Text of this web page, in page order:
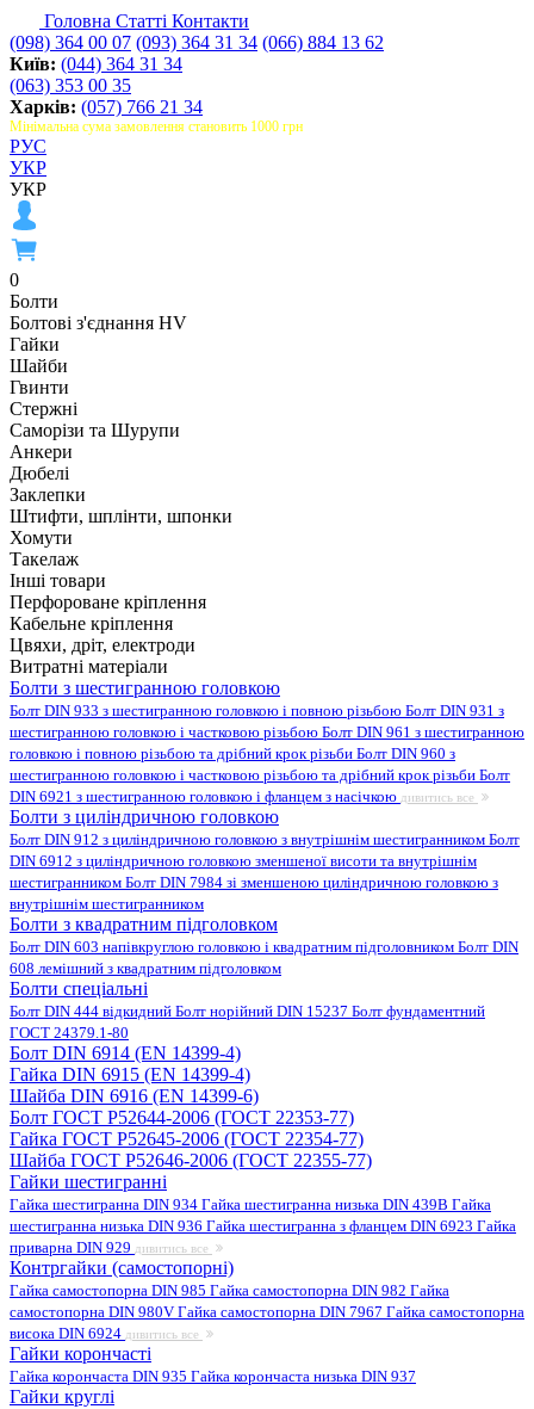
Головна Статті Контакти
(098) 364 00 07 (093) 364 31 34 (066) 884 13 62
Київ: (044) 364 31 34
(063) 353 00 35
Харків: (057) 766 21 34
Мінімальна сума замовлення становить 1000 грн
РУС
УКР
УКР
0
Болти
Болтові з'єднання HV
Гайки
Шайби
Гвинти
Стержні
Саморізи та Шурупи
Анкери
Дюбелі
Заклепки
Штифти, шплінти, шпонки
Хомути
Такелаж
Інші товари
Перфороване кріплення
Кабельне кріплення
Цвяхи, дріт, електроди
Витратні матеріали
Болти з шестигранною головкою
Болт DIN 933 з шестигранною головкою і повною різьбою Болт DIN 931 з
шестигранною головкою і частковою різьбою Болт DIN 961 з шестигранною
головкою і повною різьбою та дрібний крок різьби Болт DIN 960 з
шестигранною головкою і частковою різьбою та дрібний крок різьби Болт
DIN 6921 з шестигранною головкою і фланцем з насічкою дивитись все
Болти з циліндричною головкою
Болт DIN 912 з циліндричною головкою з внутрішнім шестигранником Болт
DIN 6912 з циліндричною головкою зменшеної висоти та внутрішнім
шестигранником Болт DIN 7984 зі зменшеною циліндричною головкою з
внутрішнім шестигранником
Болти з квадратним підголовком
Болт DIN 603 напівкруглою головкою і квадратним підголовником Болт DIN
608 лемішний з квадратним підголовком
Болти спеціальні
Болт DIN 444 відкидний Болт норійний DIN 15237 Болт фундаментний
ГОСТ 24379.1-80
Болт DIN 6914 (EN 14399-4)
Гайка DIN 6915 (EN 14399-4)
Шайба DIN 6916 (EN 14399-6)
Болт ГОСТ Р52644-2006 (ГОСТ 22353-77)
Гайка ГОСТ Р52645-2006 (ГОСТ 22354-77)
Шайба ГОСТ Р52646-2006 (ГОСТ 22355-77)
Гайки шестигранні
Гайка шестигранна DIN 934 Гайка шестигранна низька DIN 439B Гайка
шестигранна низька DIN 936 Гайка шестигранна з фланцем DIN 6923 Гайка
приварна DIN 929 дивитись все
Контргайки (самостопорні)
Гайка самостопорна DIN 985 Гайка самостопорна DIN 982 Гайка
самостопорна DIN 980V Гайка самостопорна DIN 7967 Гайка самостопорна
висока DIN 6924 дивитись все
Гайки корончасті
Гайка корончаста DIN 935 Гайка корончаста низька DIN 937
Гайки круглі